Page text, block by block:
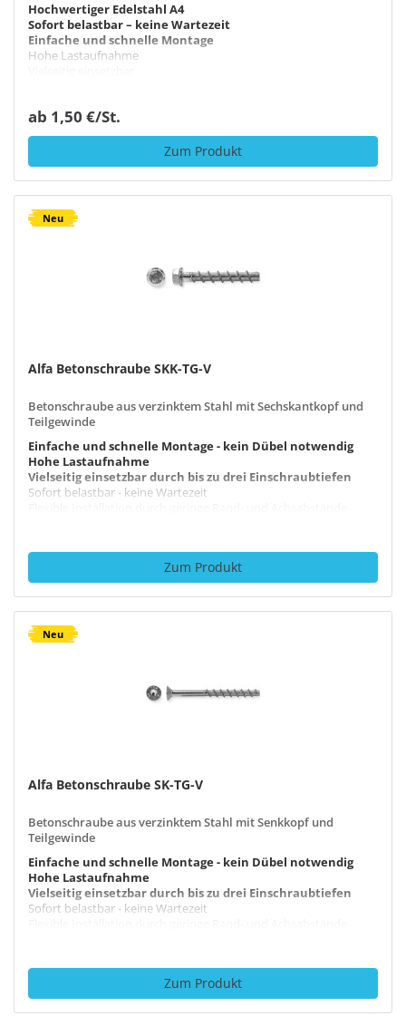
Hochwertiger Edelstahl A4
Sofort belastbar – keine Wartezeit
Einfache und schnelle Montage
Hohe Lastaufnahme
ab 1,50 €/St.
Zum Produkt
Neu
Alfa Betonschraube SKK-TG-V
Betonschraube aus verzinktem Stahl mit Sechskantkopf und
Teilgewinde
Einfache und schnelle Montage - kein Dübel notwendig
Hohe Lastaufnahme
Vielseitig einsetzbar durch bis zu drei Einschraubtiefen
Sofort belastbar - keine Wartezeit
Zum Produkt
Neu
Alfa Betonschraube SK-TG-V
Betonschraube aus verzinktem Stahl mit Senkkopf und
Teilgewinde
Einfache und schnelle Montage - kein Dübel notwendig
Hohe Lastaufnahme
Vielseitig einsetzbar durch bis zu drei Einschraubtiefen
Sofort belastbar - keine Wartezeit
Zum Produkt